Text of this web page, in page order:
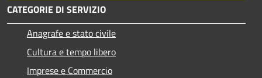
CATEGORIE DI SERVIZIO
Anagrafe e stato civile
Cultura e tempo libero
Imprese e Commercio